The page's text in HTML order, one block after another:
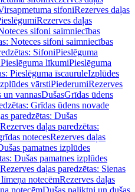
sifoniRezerves daļas
Rezerves daļas
sifoni saimniecības
Noteces sifoni saimniecības
SifoniPieslēguma
līkumiPieslēguma
Pieslēguma īscauruleIzplūdes
vārstiPiederumiRezerves
un vannasDušasGrīdas ūdens
Grīdas ūdens novade
paredzētas: Dušas
Rezerves daļas paredzētas:
notecesRezerves daļas
pamatnes izplūdes
Dušas pamatnes izplūdes
Rezerves daļas paredzētas: Sienas
notecēmRezerves daļas
notecēmDušas paliktņi un dušas